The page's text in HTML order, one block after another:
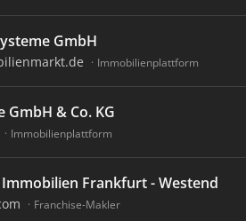
GmbH
Immobilienplattform
GmbH & Co. KG
Immobilienplattform
Frankfurt - Westend
Franchise-Makler